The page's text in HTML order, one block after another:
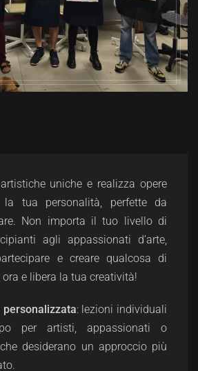
uniche e realizza opere
la tua personalità, perfette da
Non importa il tuo livello di
agli appassionati d’arte,
e creare qualcosa di
e libera la tua creatività!
personalizzata: lezioni individuali
per artisti, appassionati o
desiderano un approccio più